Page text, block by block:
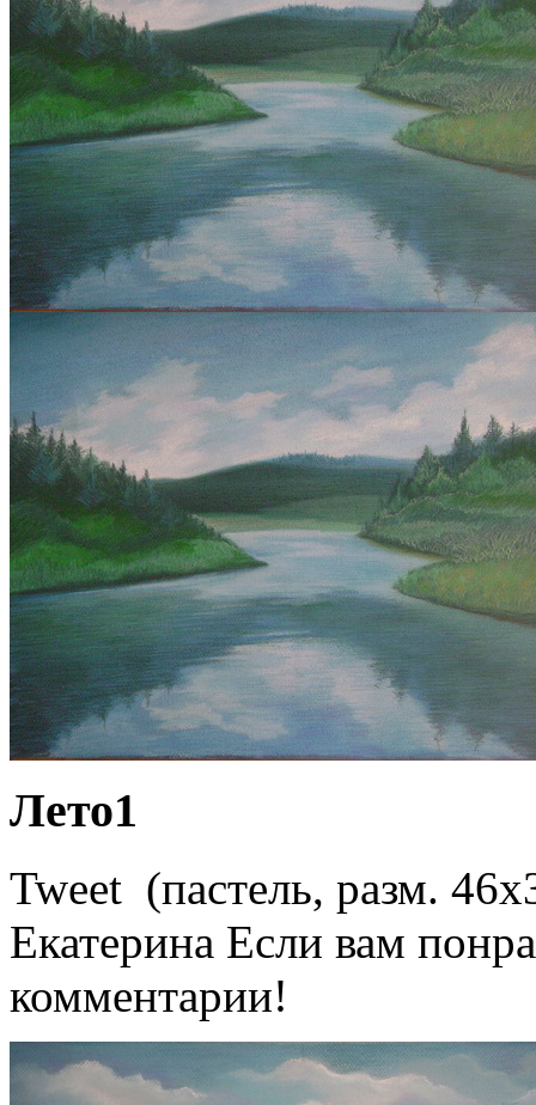
Лето1
Tweet (пастель, разм.
Екатерина Если вам
комментарии!